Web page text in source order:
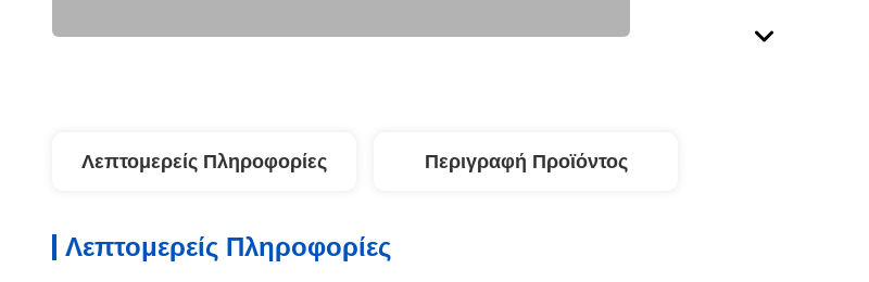
Λεπτομερείς Πληροφορίες Περιγραφή Προϊόντος
Λεπτομερείς Πληροφορίες